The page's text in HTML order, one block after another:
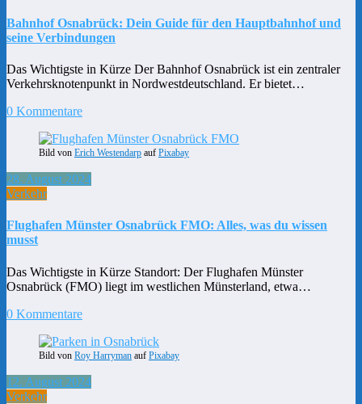
Bahnhof Osnabrück: Dein Guide für den Hauptbahnhof und
seine Verbindungen
Das Wichtigste in Kürze Der Bahnhof Osnabrück ist ein zentraler
Verkehrsknotenpunkt in Nordwestdeutschland. Er bietet…
0 Kommentare
Bild von Erich Westendarp auf Pixabay
28. August 2024
Verkehr
Flughafen Münster Osnabrück FMO: Alles, was du wissen
musst
Das Wichtigste in Kürze Standort: Der Flughafen Münster
Osnabrück (FMO) liegt im westlichen Münsterland, etwa…
0 Kommentare
Bild von Roy Harryman auf Pixabay
12. August 2024
Verkehr